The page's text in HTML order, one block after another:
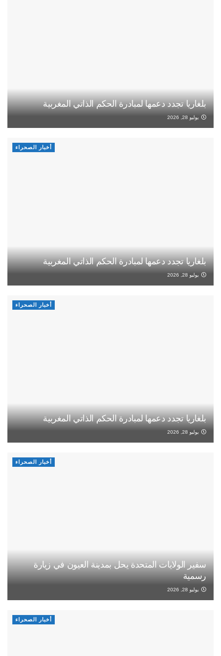
بلغاريا تجدد دعمها لمبادرة الحكم الذاتي المغربية
يوليو 28, 2026
أخبار الصحراء
بلغاريا تجدد دعمها لمبادرة الحكم الذاتي المغربية
يوليو 28, 2026
أخبار الصحراء
بلغاريا تجدد دعمها لمبادرة الحكم الذاتي المغربية
يوليو 28, 2026
أخبار الصحراء
سفير الولايات المتحدة يحل بمدينة العيون في زيارة
رسمية
يوليو 28, 2026
أخبار الصحراء